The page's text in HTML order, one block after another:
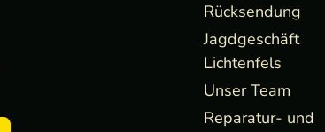
Rücksendung
Jagdgeschäft
Lichtenfels
Unser Team
Reparatur- und